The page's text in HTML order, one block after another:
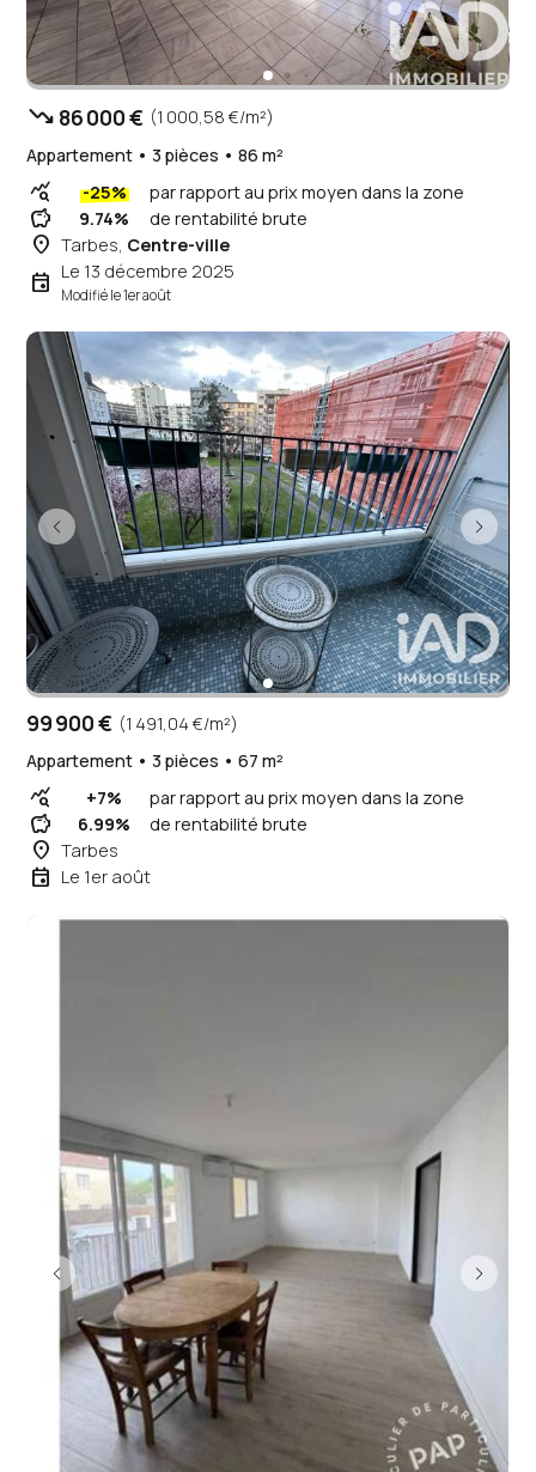
trending_down 86 000 € (1 000,58 €/m²)
Appartement • 3 pièces • 86 m²
query_stats -25% par rapport au prix moyen dans la zone
savings 9.74% de rentabilité brute
place Tarbes, Centre-ville
event Le 13 décembre 2025
Modifié le 1er août
99 900 € (1 491,04 €/m²)
Appartement • 3 pièces • 67 m²
query_stats +7% par rapport au prix moyen dans la zone
savings 6.99% de rentabilité brute
place Tarbes
event Le 1er août